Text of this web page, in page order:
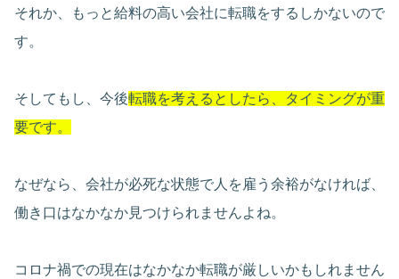
それか、もっと給料の高い会社に転職をするしかないので
す。
そしてもし、今後転職を考えるとしたら、タイミングが重
要です。
なぜなら、会社が必死な状態で人を雇う余裕がなければ、
働き口はなかなか見つけられませんよね。
コロナ禍での現在はなかなか転職が厳しいかもしれません